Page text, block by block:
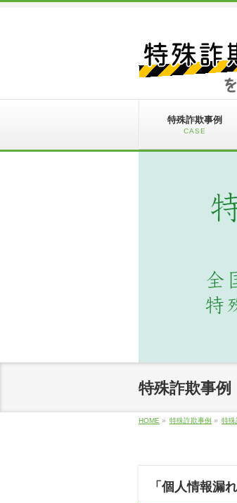
特殊詐欺事例
CASE
特殊詐欺事例
HOME » 特殊詐欺事例 » 特殊
「個人情報漏